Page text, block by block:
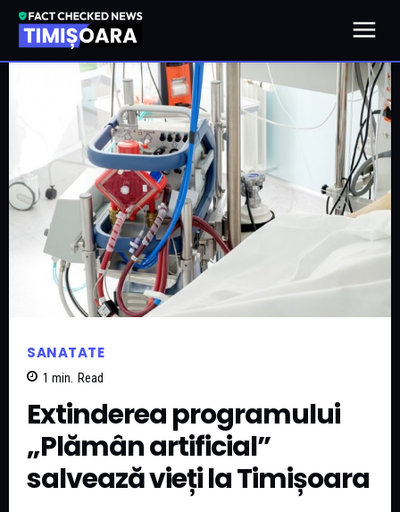
SANATATE
1 min. Read
Extinderea programului
„Plămân artificial”
salvează vieți la Timișoara